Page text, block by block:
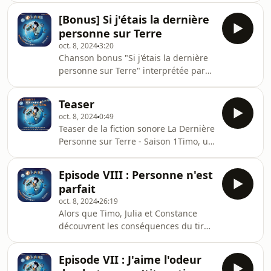
les réparations terminées, la nouvelle
présidente Della Valle reprend les
choses en main et honore sa
meilleure ingénieure, Julia. Pendant
ce
oh !)Jason Grangier (Timo,
Pluton)Mixage : Pietro LindleyMusique
: Foucauld DesrousseauxIllustrations :
Pierre-Henri ParisodRéalisé par Jason
GrangierA bientôt pour la saison 2 ! :)
Hébergé par Acast. Visitez
acast.com/privacy pour plus
d'informations.
[Bonus] Si j'étais la dernière
personne sur Terre
oct. 8, 20243:20
Chanson bonus "Si j'étais la dernière
personne sur Terre" interprétée par
pour plus d'informations.
Teaser
oct. 8, 20240:49
Teaser de la fiction sonore La Dernière
Personne sur Terre - Saison 1Timo, un
jusqu'à ce qu'il découvre qu'il est
littéralement la dernière personne
sur Terre ! Accompagné de
Constance, une IA aussi sarcastique
qu'agaçante, il apprend que toute
l’humanité s’est envolée à cause d’une
menace apocalyptique. Timo va devoir
gérer c
Episode VIII : Personne n'est
parfait
oct. 8, 202426:19
Alors que Timo, Julia et Constance
découvrent les conséquences du tir
pour se changer les idées.
Episode VII : J'aime l'odeur